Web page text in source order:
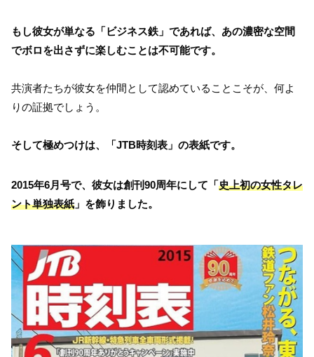
もし彼女が単なる「ビジネス鉄」であれば、あの濃密な空間
でボロを出さずに楽しむことは不可能です。
共演者たちが彼女を仲間として認めていることこそが、何よ
りの証拠でしょう。
そして極めつけは、「JTB時刻表」の表紙です。
2015年6月号で、彼女は創刊90周年にして「史上初の女性タレ
ント単独表紙 」を飾りました。